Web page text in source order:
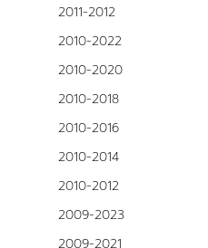
2011-2012
2010-2022
2010-2020
2010-2018
2010-2016
2010-2014
2010-2012
2009-2023
2009-2021